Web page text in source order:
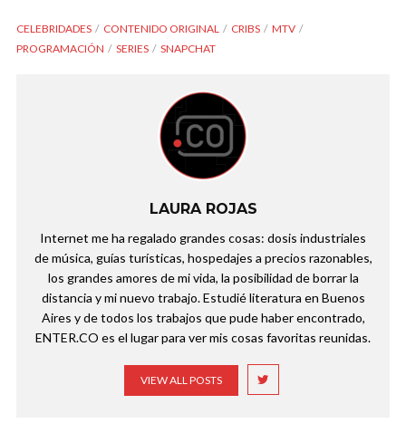
CELEBRIDADES CONTENIDO ORIGINAL CRIBS
MTV
PROGRAMACIÓN
SERIES SNAPCHAT
LAURA ROJAS
Internet me ha regalado grandes cosas: dosis industriales
de música, guías turísticas, hospedajes a precios razonables,
los grandes amores de mi vida, la posibilidad de borrar la
distancia y mi nuevo trabajo. Estudié literatura en Buenos
Aires y de todos los trabajos que pude haber encontrado,
ENTER.CO es el lugar para ver mis cosas favoritas reunidas.
VIEW ALL POSTS